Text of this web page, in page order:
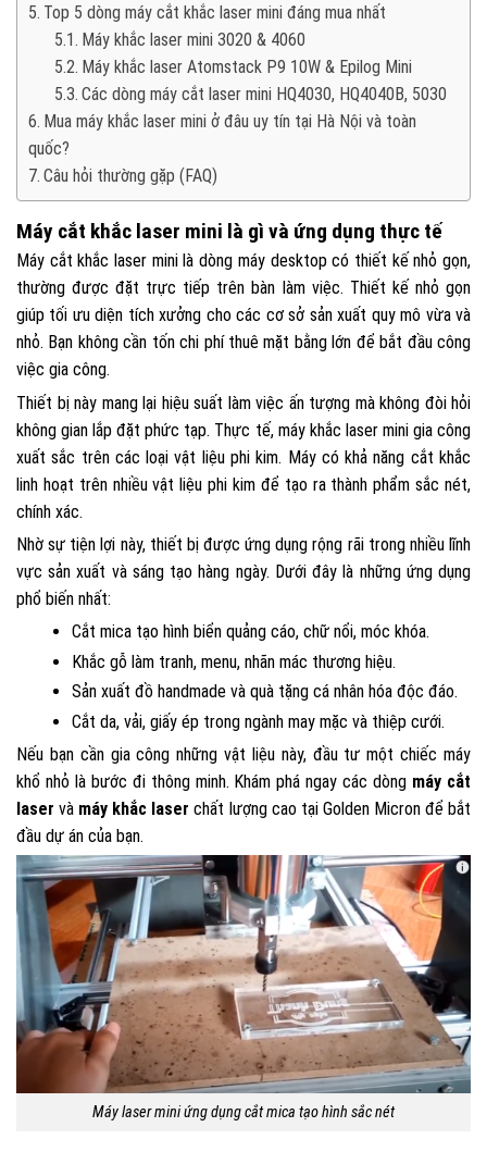
Top 5 dòng máy cắt khắc laser mini đáng mua nhất
Máy khắc laser mini 3020 & 4060
Máy khắc laser Atomstack P9 10W & Epilog Mini
Các dòng máy cắt laser mini HQ4030, HQ4040B, 5030
Mua máy khắc laser mini ở đâu uy tín tại Hà Nội và toàn
quốc?
Câu hỏi thường gặp (FAQ)
Máy cắt khắc laser mini là gì và ứng dụng thực tế
Máy cắt khắc laser mini là dòng máy desktop có thiết kế nhỏ gọn,
thường được đặt trực tiếp trên bàn làm việc. Thiết kế nhỏ gọn
giúp tối ưu diện tích xưởng cho các cơ sở sản xuất quy mô vừa và
nhỏ. Bạn không cần tốn chi phí thuê mặt bằng lớn để bắt đầu công
việc gia công.
Thiết bị này mang lại hiệu suất làm việc ấn tượng mà không đòi hỏi
không gian lắp đặt phức tạp. Thực tế, máy khắc laser mini gia công
xuất sắc trên các loại vật liệu phi kim. Máy có khả năng cắt khắc
linh hoạt trên nhiều vật liệu phi kim để tạo ra thành phẩm sắc nét,
chính xác.
Nhờ sự tiện lợi này, thiết bị được ứng dụng rộng rãi trong nhiều lĩnh
vực sản xuất và sáng tạo hàng ngày. Dưới đây là những ứng dụng
phổ biến nhất:
Cắt mica tạo hình biển quảng cáo, chữ nổi, móc khóa.
Khắc gỗ làm tranh, menu, nhãn mác thương hiệu.
Sản xuất đồ handmade và quà tặng cá nhân hóa độc đáo.
Cắt da, vải, giấy ép trong ngành may mặc và thiệp cưới.
Nếu bạn cần gia công những vật liệu này, đầu tư một chiếc máy
khổ nhỏ là bước đi thông minh. Khám phá ngay các dòng máy cắt
laser và máy khắc laser chất lượng cao tại Golden Micron để bắt
đầu dự án của bạn.
Máy laser mini ứng dụng cắt mica tạo hình sắc nét